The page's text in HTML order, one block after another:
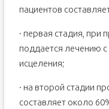
пациентов
· первая стадия, при
поддается лечению
исцеления;
· на второй стадии
составляет около